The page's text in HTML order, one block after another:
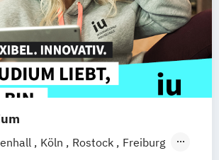
Köln Rostock
Freiburg